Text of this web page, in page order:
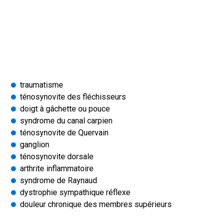
traumatisme
ténosynovite des fléchisseurs
doigt à gâchette ou pouce
syndrome du canal carpien
ténosynovite de Quervain
ganglion
ténosynovite dorsale
arthrite inflammatoire
syndrome de Raynaud
dystrophie sympathique réflexe
douleur chronique des membres supérieurs